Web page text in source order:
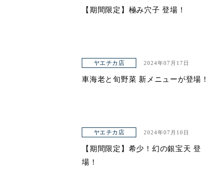
【期間限定】極み穴子 登場！
ヤエチカ店 2024年07月17日
車海老と旬野菜 新メニューが登場！
ヤエチカ店 2024年07月10日
【期間限定】希少！幻の銀宝天 登
場！